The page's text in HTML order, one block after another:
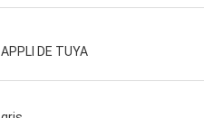
APPLI DE TUYA